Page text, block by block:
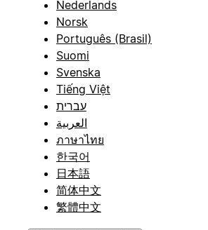
Nederlands
Norsk
Português (Brasil)
Suomi
Svenska
Tiếng Việt
עברית
العربية
ภาษาไทย
한국어
日本語
简体中文
繁體中文